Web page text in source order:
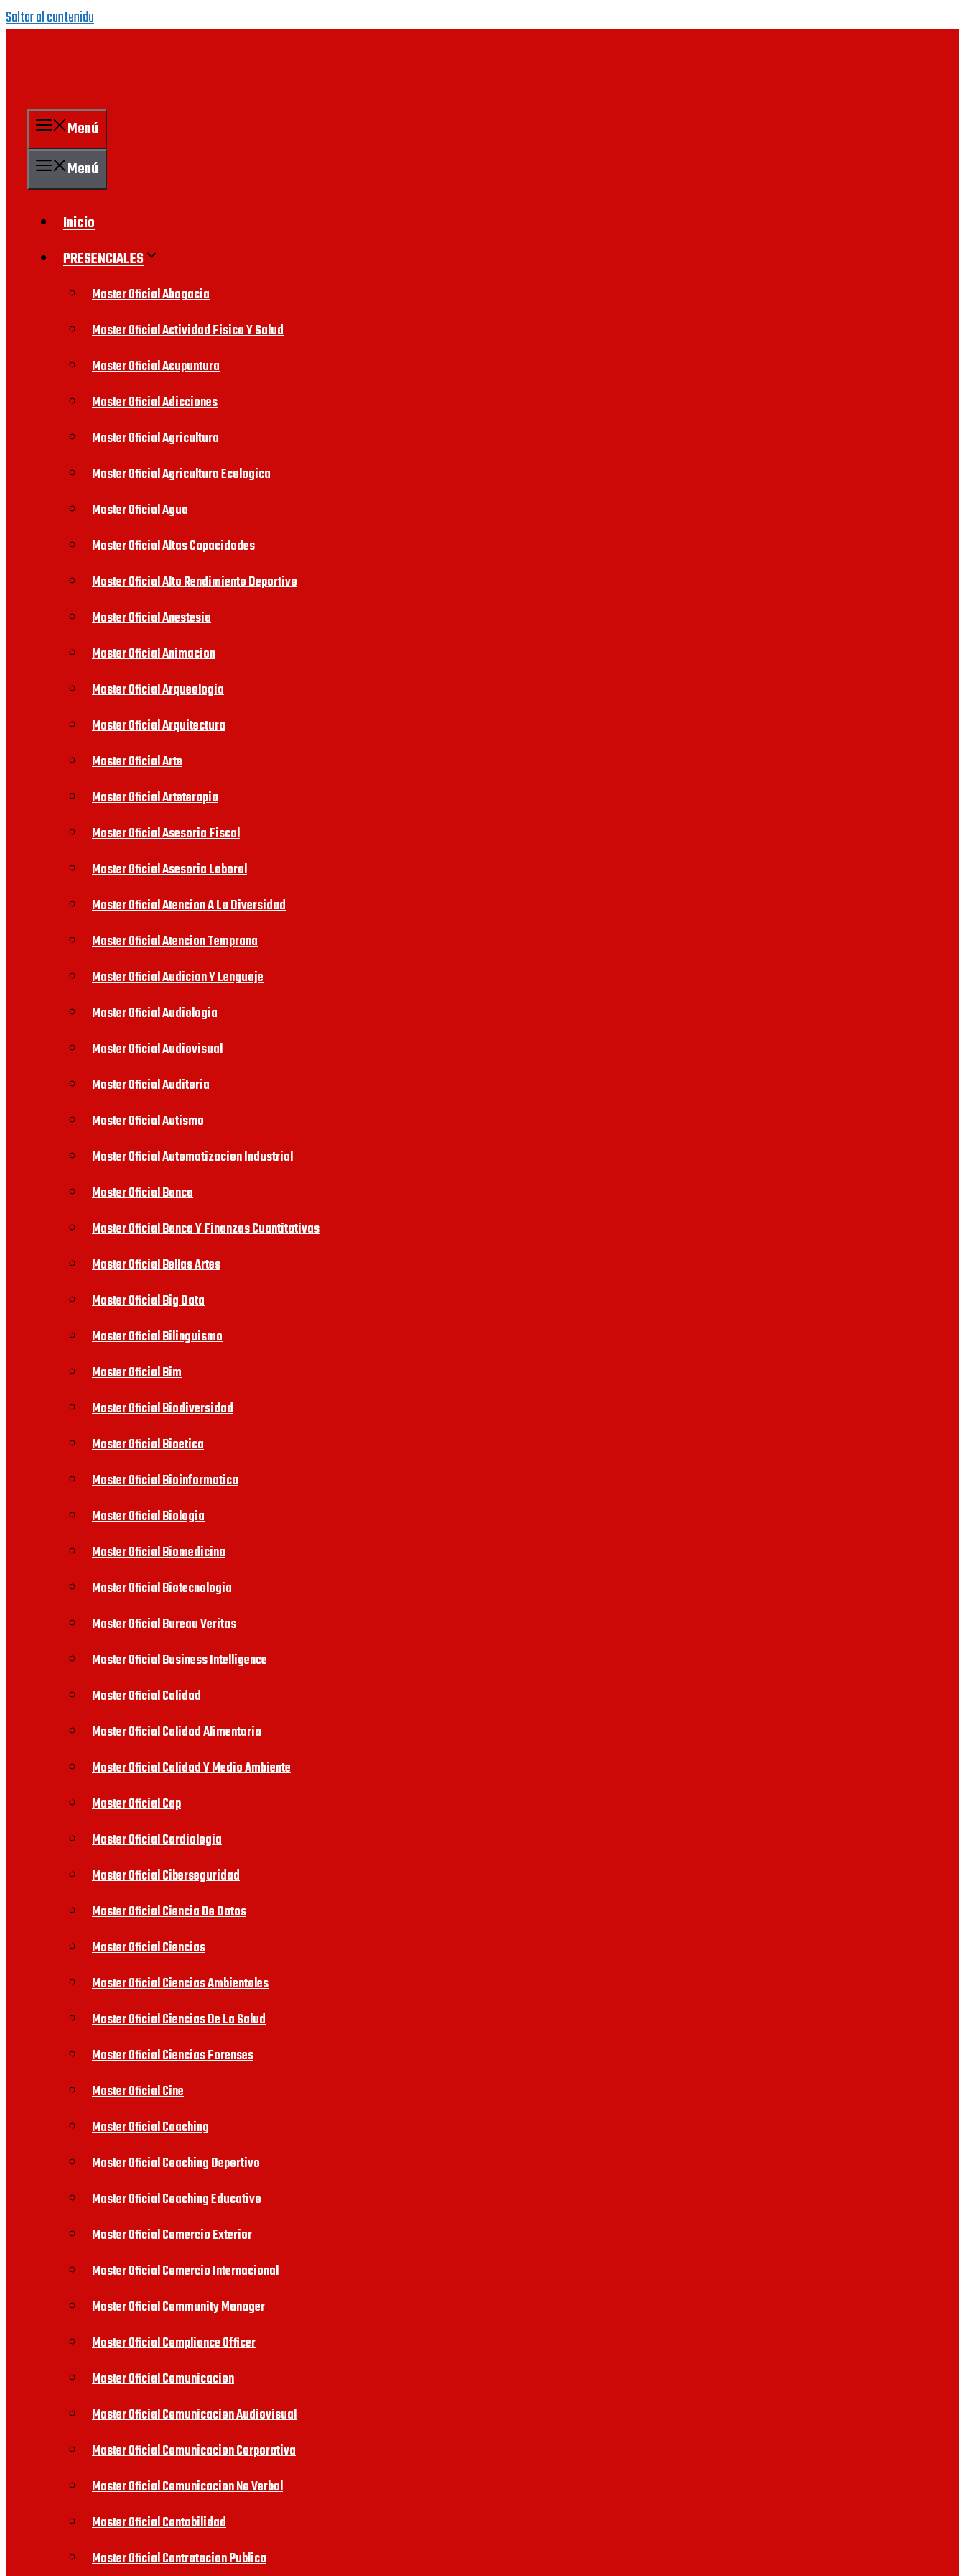
Saltar al contenido
Menú
Menú
Inicio
PRESENCIALES
Master Oficial Abogacia
Master Oficial Actividad Fisica Y Salud
Master Oficial Acupuntura
Master Oficial Adicciones
Master Oficial Agricultura
Master Oficial Agricultura Ecologica
Master Oficial Agua
Master Oficial Altas Capacidades
Master Oficial Alto Rendimiento Deportivo
Master Oficial Anestesia
Master Oficial Animacion
Master Oficial Arqueologia
Master Oficial Arquitectura
Master Oficial Arte
Master Oficial Arteterapia
Master Oficial Asesoria Fiscal
Master Oficial Asesoria Laboral
Master Oficial Atencion A La Diversidad
Master Oficial Atencion Temprana
Master Oficial Audicion Y Lenguaje
Master Oficial Audiologia
Master Oficial Audiovisual
Master Oficial Auditoria
Master Oficial Autismo
Master Oficial Automatizacion Industrial
Master Oficial Banca
Master Oficial Banca Y Finanzas Cuantitativas
Master Oficial Bellas Artes
Master Oficial Big Data
Master Oficial Bilinguismo
Master Oficial Bim
Master Oficial Biodiversidad
Master Oficial Bioetica
Master Oficial Bioinformatica
Master Oficial Biologia
Master Oficial Biomedicina
Master Oficial Biotecnologia
Master Oficial Bureau Veritas
Master Oficial Business Intelligence
Master Oficial Calidad
Master Oficial Calidad Alimentaria
Master Oficial Calidad Y Medio Ambiente
Master Oficial Cap
Master Oficial Cardiologia
Master Oficial Ciberseguridad
Master Oficial Ciencia De Datos
Master Oficial Ciencias
Master Oficial Ciencias Ambientales
Master Oficial Ciencias De La Salud
Master Oficial Ciencias Forenses
Master Oficial Cine
Master Oficial Coaching
Master Oficial Coaching Deportivo
Master Oficial Coaching Educativo
Master Oficial Comercio Exterior
Master Oficial Comercio Internacional
Master Oficial Community Manager
Master Oficial Compliance Officer
Master Oficial Comunicacion
Master Oficial Comunicacion Audiovisual
Master Oficial Comunicacion Corporativa
Master Oficial Comunicacion No Verbal
Master Oficial Contabilidad
Master Oficial Contratacion Publica